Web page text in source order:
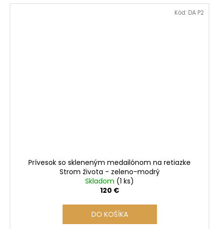
Prívesok so skleneným medailónom na retiazke
Strom života - zeleno-modrý
Skladom (1 ks)
120 €
DO KOŠÍKA
Kód: DA P2